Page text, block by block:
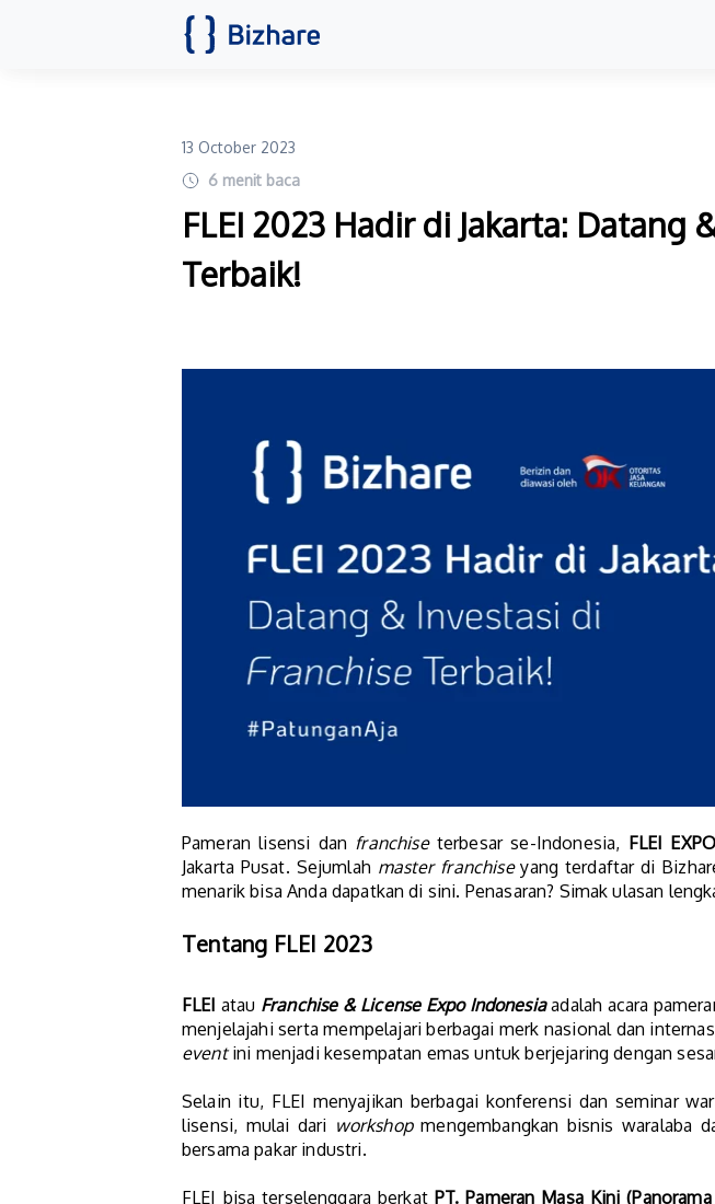
13 October 2023
6 menit baca
FLEI 2023 Hadir di Jakarta:
Terbaik!
Pameran lisensi dan franchiseterbesar se-Indonesia, FLEI
Jakarta Pusat. Sejumlah master franchiseyang terdaftar di
menarik bisa Anda dapatkan di sini. Penasaran? Simak ulasan
Tentang FLEI 2023
FLEI atau Franchise & License Expo Indonesiaadalah acara
menjelajahi serta mempelajari berbagai merk nasional dan
eventini menjadi kesempatan emas untuk berjejaring dengan
Selain itu, FLEI menyajikan berbagai konferensi dan seminar
lisensi, mulai dari workshopmengembangkan bisnis waralaba
bersama pakar industri.
FLEI bisa terselenggara berkat PT. Pameran Masa Kini